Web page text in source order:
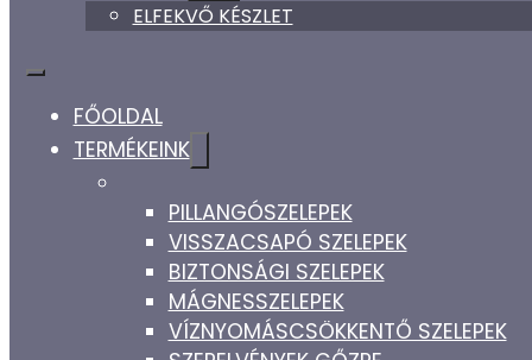
ELFEKVŐ KÉSZLET
FŐOLDAL
TERMÉKEINK
PILLANGÓSZELEPEK
VISSZACSAPÓ SZELEPEK
BIZTONSÁGI SZELEPEK
MÁGNESSZELEPEK
VÍZNYOMÁSCSÖKKENTŐ SZELEPEK